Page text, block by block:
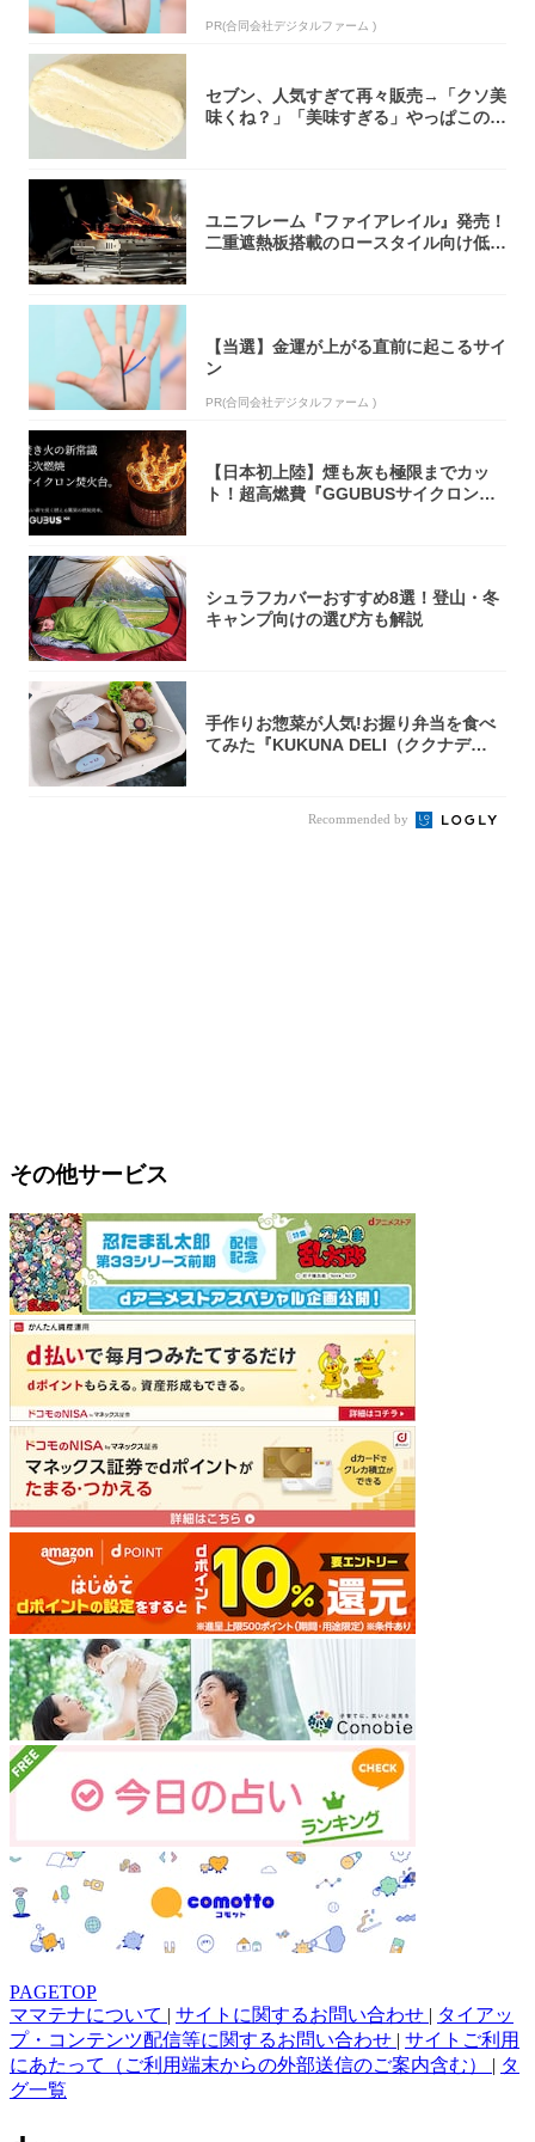
PR(合同会社デジタルファーム )
セブン、人気すぎて再々販売→「クソ美
味くね？」「美味すぎる」やっぱこのク
ユニフレーム『ファイアレイル』発売！
二重遮熱板搭載のロースタイル向け低型
【当選】金運が上がる直前に起こるサイ
ン
PR(合同会社デジタルファーム )
【日本初上陸】煙も灰も極限までカッ
ト！超高燃費『GGUBUSサイクロン焚
シュラフカバーおすすめ8選！登山・冬
キャンプ向けの選び方も解説
手作りお惣菜が人気!お握り弁当を食べ
てみた『KUKUNA DELI（ククナデ
Recommended by
その他サービス
PAGETOP
ママテナについて | サイトに関するお問い合わせ | タイアッ
プ・コンテンツ配信等に関するお問い合わせ | サイトご利用
にあたって（ご利用端末からの外部送信のご案内含む） | タ
グ一覧